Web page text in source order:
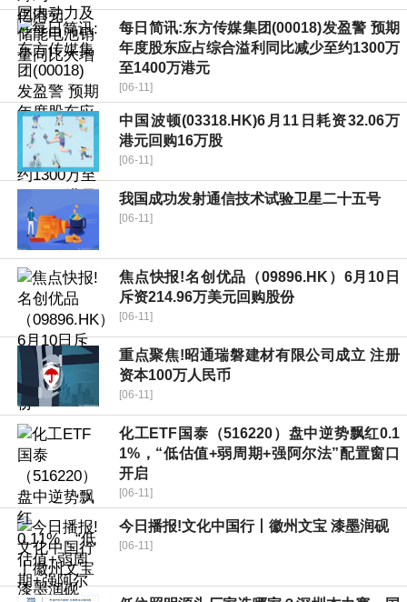
每日简讯:东方传媒集团(00018)发盈警 预期
年度股东应占综合溢利同比减少至约1300万
至1400万港元
[06-11]
中国波顿(03318.HK)6月11日耗资32.06万
港元回购16万股
[06-11]
我国成功发射通信技术试验卫星二十五号
[06-11]
焦点快报!名创优品（09896.HK）6月10日
斥资214.96万美元回购股份
[06-11]
重点聚焦!昭通瑞磐建材有限公司成立 注册
资本100万人民币
[06-11]
化工ETF国泰（516220）盘中逆势飘红0.1
1%，“低估值+弱周期+强阿尔法”配置窗口
开启
[06-11]
今日播报!文化中国行丨徽州文宝 漆墨润砚
[06-11]